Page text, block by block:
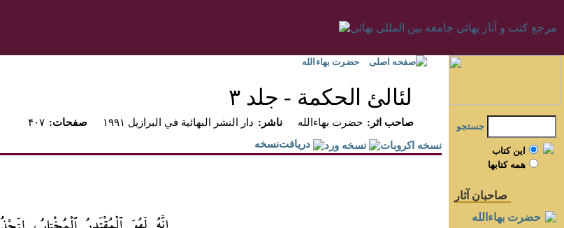
صفحه اصلی حضرت بهاءالله
لئالئ الحكمة - جلد ۳
۴۰۷ :صفحات دار النشر البهائية في البرازيل ۱۹۹۱ :ناشر حضرت بهاءالله
:صاحب اثر
جستجو
اين کتاب
همه کتابها
صاحبان آثار
حضرت بهاءالله